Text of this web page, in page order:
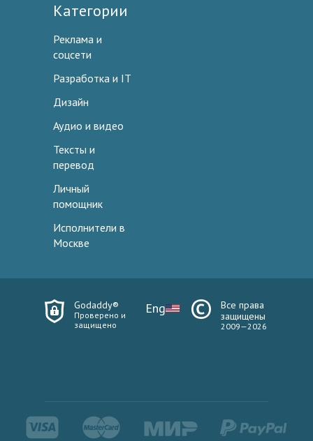
Категории
Реклама и
соцсети
Разработка и IT
Дизайн
Аудио и видео
Тексты и
перевод
Личный
помощник
Исполнители в
Москве
Godaddy®
Проверено и
защищено
Eng
Все права
защищены
2009—2026